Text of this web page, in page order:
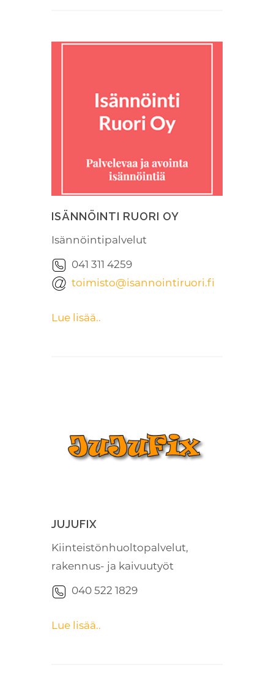
ISÄNNÖINTI RUORI OY
Isännöintipalvelut
041 311 4259
toimisto@isannointiruori.fi
Lue lisää..
JUJUFIX
Kiinteistönhuoltopalvelut,
rakennus- ja kaivuutyöt
040 522 1829
Lue lisää..